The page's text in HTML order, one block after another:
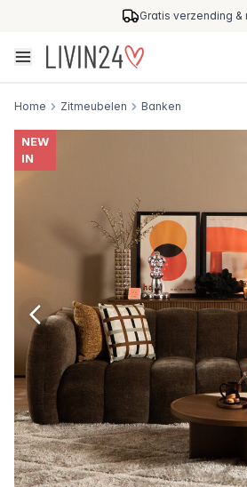
Gratis verzending &
Home Zitmeubelen Banken
NEW
IN